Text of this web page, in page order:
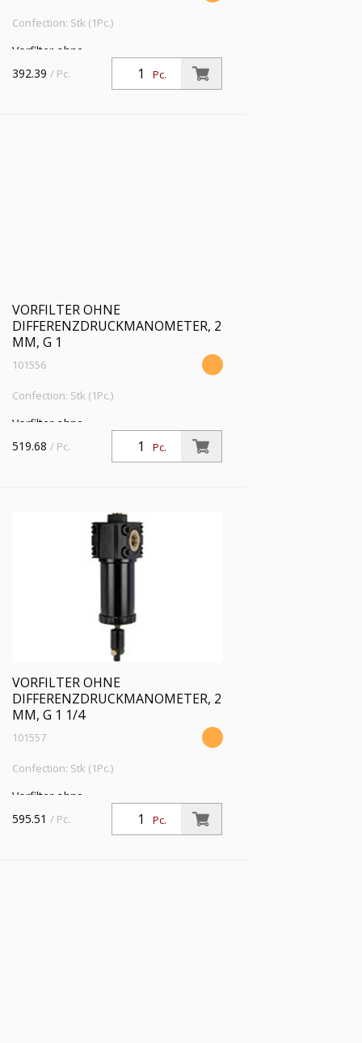
Confection: Stk (1Pc.)
Vorfilter ohne
Differenzdruckmanometer, 2 µm, G 3/4,
Eingangsdruck 4 - 16 bar, Mediums-
Pc.
392.39 / Pc.
VORFILTER OHNE
DIFFERENZDRUCKMANOMETER, 2
ΜM, G 1
101556
Confection: Stk (1Pc.)
Vorfilter ohne
Differenzdruckmanometer, 2 µm, G 1,
Eingangsdruck 4 - 16 bar, Mediums-
Pc.
519.68 / Pc.
VORFILTER OHNE
DIFFERENZDRUCKMANOMETER, 2
ΜM, G 1 1/4
101557
Confection: Stk (1Pc.)
Vorfilter ohne
Differenzdruckmanometer, 2 µm, G 1
1/4, Eingangsdruck 4 - 16 bar, Mediums-
Pc.
595.51 / Pc.